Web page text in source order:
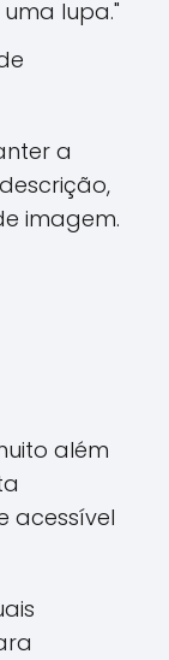
lupa."
a
imagem.
além
acessível